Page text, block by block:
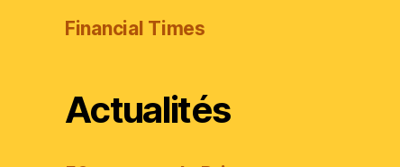
Financial Times
Actualités